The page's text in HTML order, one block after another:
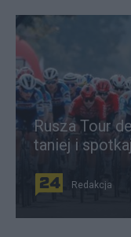
Rusza Tour
taniej i
Redakcja